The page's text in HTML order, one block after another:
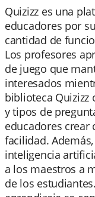
Quizizz es una
educadores por
cantidad de
Los profesores
de juego que
interesados
biblioteca Quizizz
y tipos de
educadores crear
facilidad.
inteligencia
a los maestros a
de los